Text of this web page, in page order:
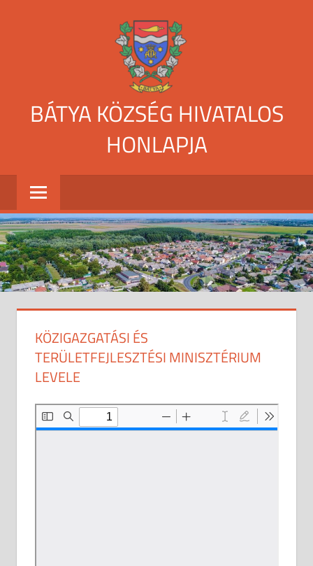
BÁTYA KÖZSÉG HIVATALOS
HONLAPJA
KÖZIGAZGATÁSI ÉS
TERÜLETFEJLESZTÉSI MINISZTÉRIUM
LEVELE